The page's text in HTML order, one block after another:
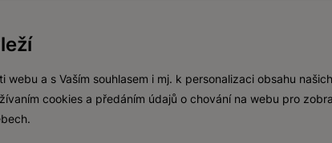
Zákaz prodeje alkoholických nápojů osobám mladším 18 let.
Vytvořil webProgress
a s Vaším souhlasem i mj. k personalizaci obsahu
cookies a předáním údajů o chování na webu pro